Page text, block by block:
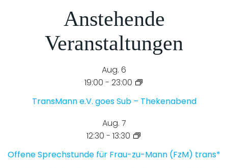
Anstehende
Veranstaltungen
Aug. 6
19:00 - 23:00
TransMann e.V. goes Sub – Thekenabend
Aug. 7
12:30 - 13:30
Offene Sprechstunde für Frau-zu-Mann (FzM) trans*